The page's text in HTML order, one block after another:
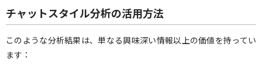
チャットスタイル分析の活用方法
このような分析結果は、単なる興味深い情報以上の価値を持ってい
ます：